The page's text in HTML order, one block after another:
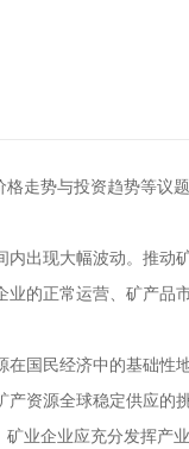
走势与投资趋势等议题
出现大幅波动。推动
业的正常运营、矿产品
国民经济中的基础性
产资源全球稳定供应的
矿业企业应充分发挥产业